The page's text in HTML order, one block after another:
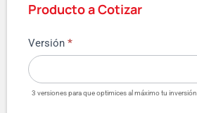
Producto a Cotizar
Versión *
3 versiones para que optimices al máximo tu inversión.